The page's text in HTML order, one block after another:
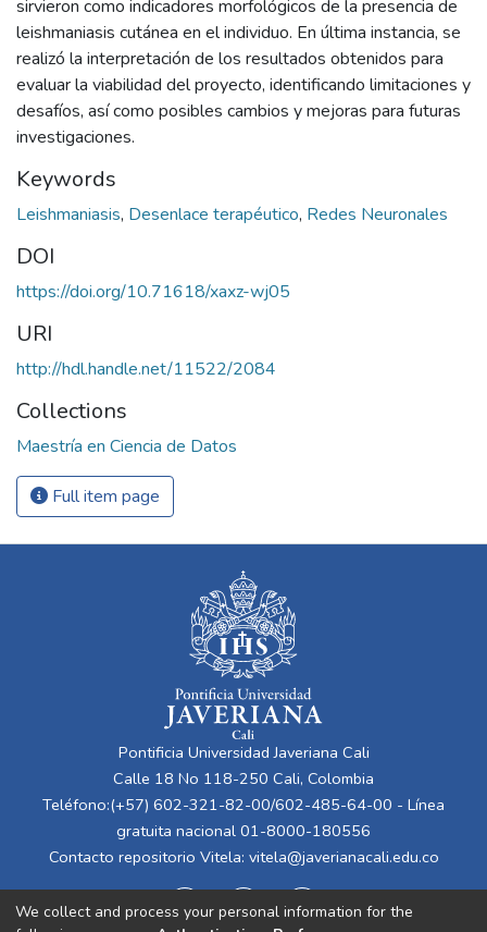
sirvieron como indicadores morfológicos de la presencia de
leishmaniasis cutánea en el individuo. En última instancia, se
realizó la interpretación de los resultados obtenidos para
evaluar la viabilidad del proyecto, identificando limitaciones y
desafíos, así como posibles cambios y mejoras para futuras
investigaciones.
Keywords
Leishmaniasis, Desenlace terapéutico, Redes Neuronales
DOI
https://doi.org/10.71618/xaxz-wj05
URI
http://hdl.handle.net/11522/2084
Collections
Maestría en Ciencia de Datos
Full item page
Pontificia Universidad Javeriana Cali
Calle 18 No 118-250 Cali, Colombia
Teléfono:(+57) 602-321-82-00/602-485-64-00 - Línea
gratuita nacional 01-8000-180556
Contacto repositorio Vitela: vitela@javerianacali.edu.co
We collect and process your personal information for the